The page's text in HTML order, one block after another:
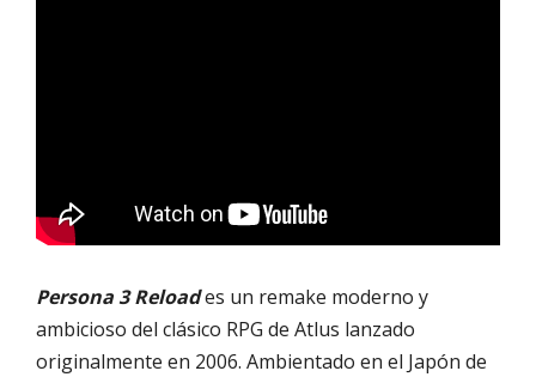
Persona 3 Reloades un remake moderno y
ambicioso del clásico RPG de Atlus lanzado
originalmente en 2006. Ambientado en el Japón de